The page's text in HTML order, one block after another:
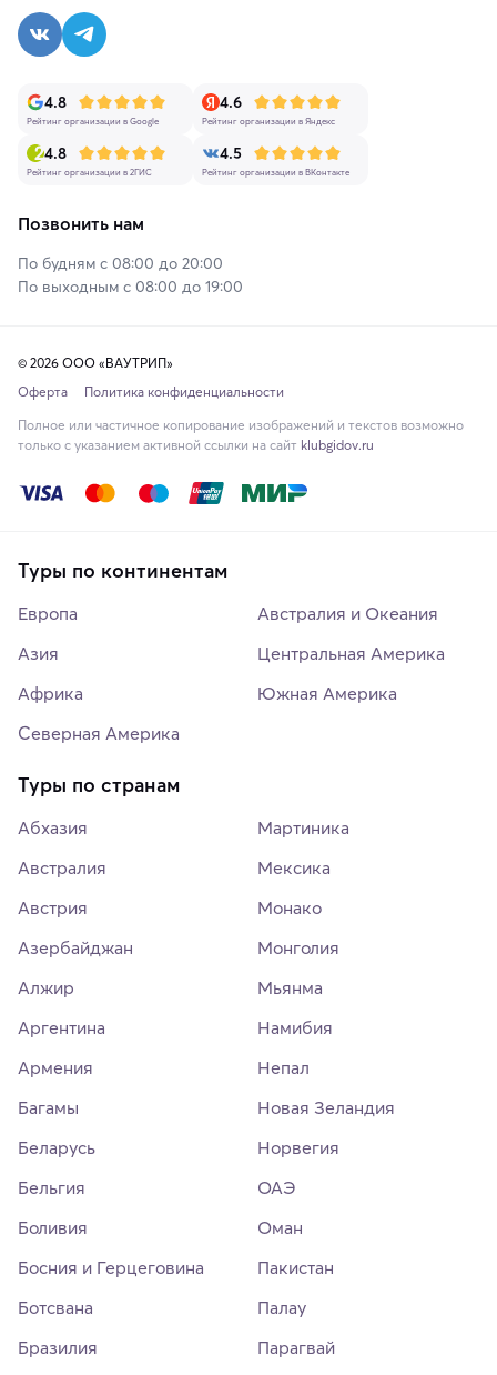
4.8
Рейтинг организации в Google
4.6
Рейтинг организации в Яндекс
4.8
Рейтинг организации в 2ГИС
4.5
Рейтинг организации в ВКонтакте
Позвонить нам
По будням с 08:00 до 20:00
По выходным с 08:00 до 19:00
© 2026 ООО «ВАУТРИП»
Оферта
Политика конфиденциальности
Полное или частичное копирование изображений и текстов возможно
только с указанием активной ссылки на сайт klubgidov.ru
Туры по континентам
Европа
Азия
Африка
Северная Америка
Австралия и Океания
Центральная Америка
Южная Америка
Туры по странам
Абхазия
Австралия
Австрия
Азербайджан
Алжир
Аргентина
Армения
Багамы
Беларусь
Бельгия
Боливия
Босния и Герцеговина
Ботсвана
Бразилия
Мартиника
Мексика
Монако
Монголия
Мьянма
Намибия
Непал
Новая Зеландия
Норвегия
ОАЭ
Оман
Пакистан
Палау
Парагвай